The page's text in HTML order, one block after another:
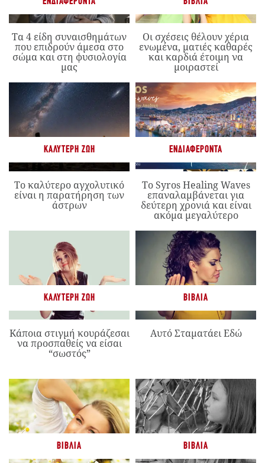
Τα 4 είδη συναισθημάτων
που επιδρούν άμεσα στο
σώμα και στη φυσιολογία
μας
Οι σχέσεις θέλουν χέρια
ενωμένα, ματιές καθαρές
και καρδιά έτοιμη να
μοιραστεί
ΚΑΛΎΤΕΡΗ ΖΩΉ
Το καλύτερο αγχολυτικό
είναι η παρατήρηση των
άστρων
ΕΝΔΙΑΦΈΡΟΝΤΑ
Το Syros Healing Waves
επαναλαμβάνεται για
δεύτερη χρονιά και είναι
ακόμα μεγαλύτερο
ΚΑΛΎΤΕΡΗ ΖΩΉ
Κάποια στιγμή κουράζεσαι
να προσπαθείς να είσαι
“σωστός”
ΒΙΒΛΊΑ
Αυτό Σταματάει Εδώ
ΒΙΒΛΊΑ ΒΙΒΛΊΑ